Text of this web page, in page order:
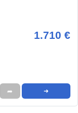
1.710 €
➦ ➜